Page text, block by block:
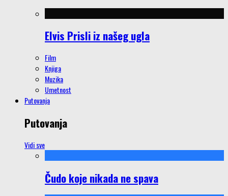
Elvis Prisli iz našeg ugla
Film
Knjiga
Muzika
Umetnost
Putovanja
Putovanja
Vidi sve
Čudo koje nikada ne spava